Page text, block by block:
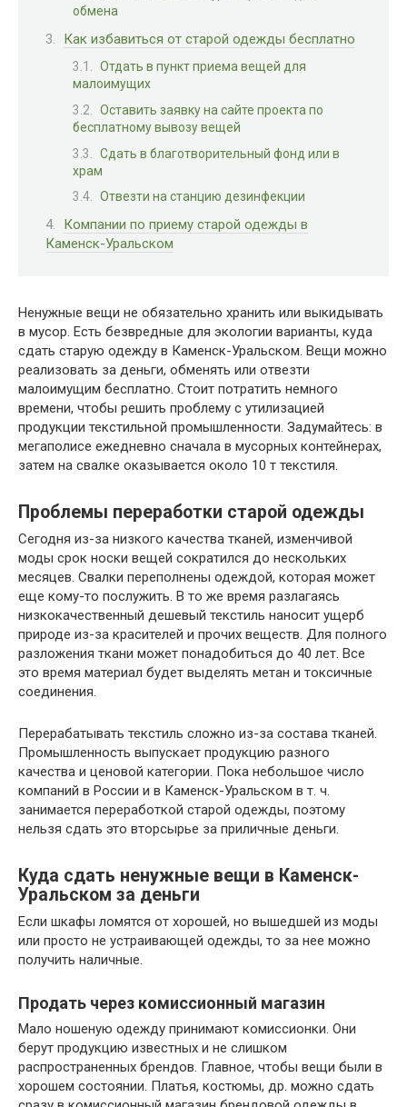
обмена
Как избавиться от старой одежды бесплатно
Отдать в пункт приема вещей для
малоимущих
Оставить заявку на сайте проекта по
бесплатному вывозу вещей
Сдать в благотворительный фонд или в
храм
Отвезти на станцию дезинфекции
Компании по приему старой одежды в
Каменск-Уральском
Ненужные вещи не обязательно хранить или выкидывать
в мусор. Есть безвредные для экологии варианты, куда
сдать старую одежду в Каменск-Уральском. Вещи можно
реализовать за деньги, обменять или отвезти
малоимущим бесплатно. Стоит потратить немного
времени, чтобы решить проблему с утилизацией
продукции текстильной промышленности. Задумайтесь: в
мегаполисе ежедневно сначала в мусорных контейнерах,
затем на свалке оказывается около 10 т текстиля.
Проблемы переработки старой одежды
Сегодня из-за низкого качества тканей, изменчивой
моды срок носки вещей сократился до нескольких
месяцев. Свалки переполнены одеждой, которая может
еще кому-то послужить. В то же время разлагаясь
низкокачественный дешевый текстиль наносит ущерб
природе из-за красителей и прочих веществ. Для полного
разложения ткани может понадобиться до 40 лет. Все
это время материал будет выделять метан и токсичные
соединения.
Перерабатывать текстиль сложно из-за состава тканей.
Промышленность выпускает продукцию разного
качества и ценовой категории. Пока небольшое число
компаний в России и в Каменск-Уральском в т. ч.
занимается переработкой старой одежды, поэтому
нельзя сдать это вторсырье за приличные деньги.
Куда сдать ненужные вещи в Каменск-
Уральском за деньги
Если шкафы ломятся от хорошей, но вышедшей из моды
или просто не устраивающей одежды, то за нее можно
получить наличные.
Продать через комиссионный магазин
Мало ношеную одежду принимают комиссионки. Они
берут продукцию известных и не слишком
распространенных брендов. Главное, чтобы вещи были в
хорошем состоянии. Платья, костюмы, др. можно сдать